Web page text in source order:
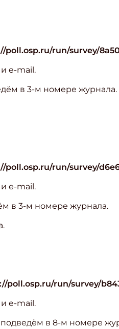
poll.osp.ru/run/survey/
e-mail.
в 3-м номере журнала.
poll.osp.ru/run/survey/
e-mail.
в 3-м номере журнала.
poll.osp.ru/run/survey/
e-mail.
в 8-м номере